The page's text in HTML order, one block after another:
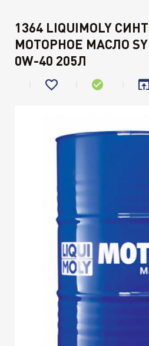
1364 LIQUIMOLY
МОТОРНОЕ МАСЛО
0W-40 205Л